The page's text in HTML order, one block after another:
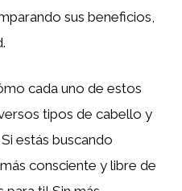
sus beneficios,
cada uno de estos
tipos de cabello y
estás buscando
consciente y libre de